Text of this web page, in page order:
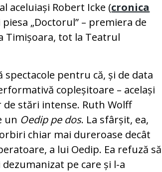
aceluiași Robert Icke (cronica
„Doctorul” – premiera de
Timișoara, tot la Teatrul
spectacole pentru că, și de data
copleșitoare – același
stări intense. Ruth Wolff
un Oedip pe dos. La sfârșit, ea,
chiar mai dureroase decât
a lui Oedip. Ea refuză să
pe care și l-a